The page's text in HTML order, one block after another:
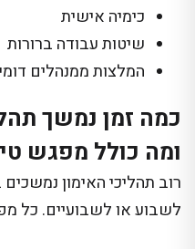
כימיה אישית
שיטות עבודה ברורות
המלצות ממנהלים
כמה זמן נמשך
ומה כולל מפגש
לשבוע או לשבועיים. כל מפגש